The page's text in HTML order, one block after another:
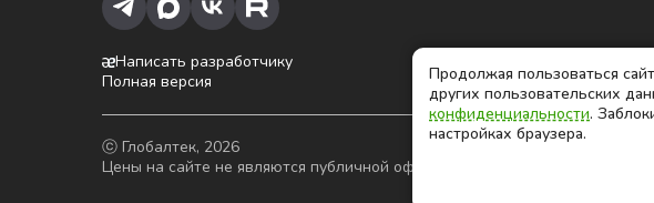
Написать разработчику
Полная версия
ⓒ Глобалтек, 2026
Цены на сайте не являются публичной офертой
Продолжая пользоваться
других пользовательских
конфиденциальности.
настройках браузера.